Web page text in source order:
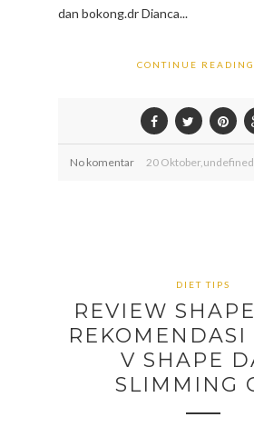
dan bokong.dr Dianca...
CONTINUE READING
No komentar 20 Oktober,
DIET TIPS
REVIEW
REKOMENDASI
V SHAPE
SLIMMING